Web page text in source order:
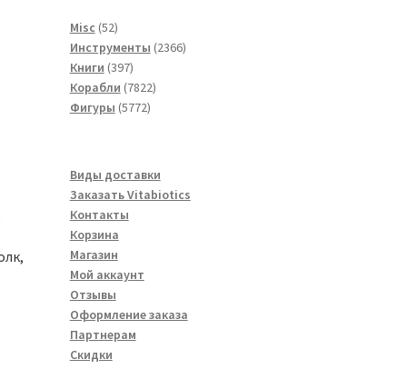
Misc 5252
товара
Инструменты 23662366
Книги 397397
товаров
Корабли 78227822
Фигуры 57725772
Виды доставки
Заказать Vitabiotics
Контакты
Корзина
Магазин
Мой аккаунт
Отзывы
Оформление заказа
Партнерам
Скидки